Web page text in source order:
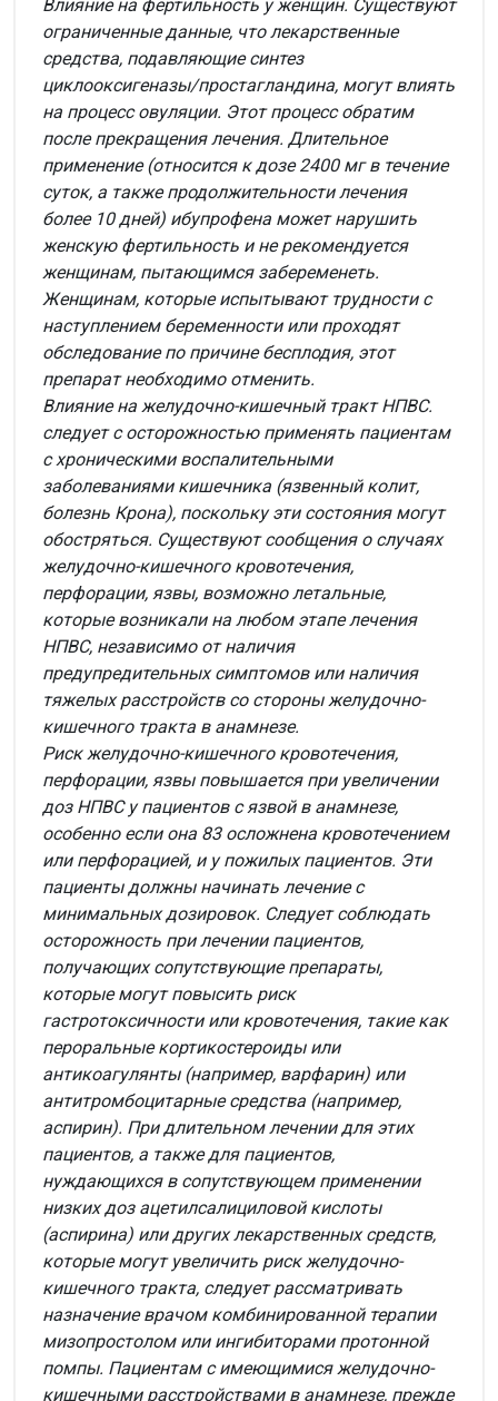
Влияние на фертильность у женщин. Существуют
ограниченные данные, что лекарственные
средства, подавляющие синтез
циклооксигеназы/простагландина, могут влиять
на процесс овуляции. Этот процесс обратим
после прекращения лечения. Длительное
применение (относится к дозе 2400 мг в течение
суток, а также продолжительности лечения
более 10 дней) ибупрофена может нарушить
женскую фертильность и не рекомендуется
женщинам, пытающимся забеременеть.
Женщинам, которые испытывают трудности с
наступлением беременности или проходят
обследование по причине бесплодия, этот
препарат необходимо отменить.
Влияние на желудочно-кишечный тракт НПВС.
следует с осторожностью применять пациентам
с хроническими воспалительными
заболеваниями кишечника (язвенный колит,
болезнь Крона), поскольку эти состояния могут
обостряться. Существуют сообщения о случаях
желудочно-кишечного кровотечения,
перфорации, язвы, возможно летальные,
которые возникали на любом этапе лечения
НПВС, независимо от наличия
предупредительных симптомов или наличия
тяжелых расстройств со стороны желудочно-
кишечного тракта в анамнезе.
Риск желудочно-кишечного кровотечения,
перфорации, язвы повышается при увеличении
доз НПВС у пациентов с язвой в анамнезе,
особенно если она 83 осложнена кровотечением
или перфорацией, и у пожилых пациентов. Эти
пациенты должны начинать лечение с
минимальных дозировок. Следует соблюдать
осторожность при лечении пациентов,
получающих сопутствующие препараты,
которые могут повысить риск
гастротоксичности или кровотечения, такие как
пероральные кортикостероиды или
антикоагулянты (например, варфарин) или
антитромбоцитарные средства (например,
аспирин). При длительном лечении для этих
пациентов, а также для пациентов,
нуждающихся в сопутствующем применении
низких доз ацетилсалициловой кислоты
(аспирина) или других лекарственных средств,
которые могут увеличить риск желудочно-
кишечного тракта, следует рассматривать
назначение врачом комбинированной терапии
мизопростолом или ингибиторами протонной
помпы. Пациентам с имеющимися желудочно-
кишечными расстройствами в анамнезе, прежде